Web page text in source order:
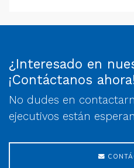
¿Interesado en
¡Contáctanos
No dudes en
ejecutivos están